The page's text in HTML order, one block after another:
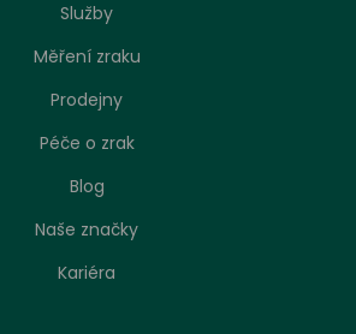
Služby
Měření zraku
Prodejny
Péče o zrak
Blog
Naše značky
Kariéra
zpracování cookies
jiná webová stránka, může
nebo načítat informace zejména